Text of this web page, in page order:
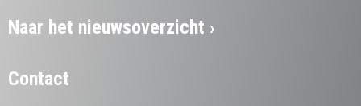
Naar het nieuwsoverzicht
Contact